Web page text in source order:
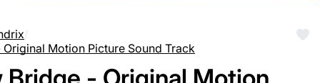
/
Motion Picture Sound Track